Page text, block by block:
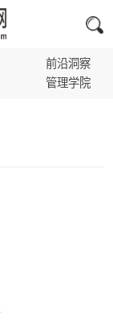
前沿洞察
管理学院